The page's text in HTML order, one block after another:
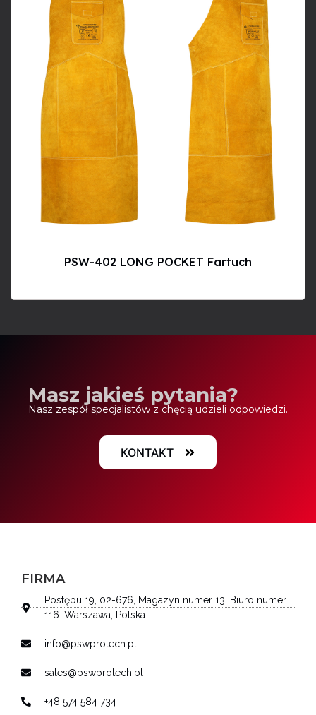
PSW-402 LONG POCKET Fartuch
Masz jakieś pytania?
Nasz zespół specjalistów z chęcią udzieli odpowiedzi.
KONTAKT
FIRMA
Postępu 19, 02-676, Magazyn numer 13, Biuro numer
116. Warszawa, Polska
info@pswprotech.pl
sales@pswprotech.pl
+48 574 584 734